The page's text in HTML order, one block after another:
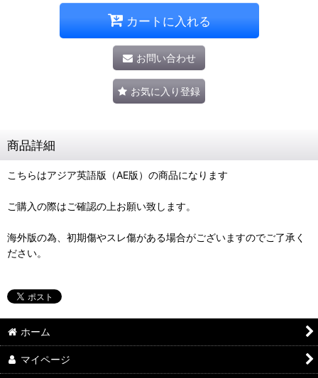
カートに入れる
お問い合わせ
お気に入り登録
商品詳細
こちらはアジア英語版（AE版）の商品になります
ご購入の際はご確認の上お願い致します。
海外版の為、初期傷やスレ傷がある場合がございますのでご了承く
ださい。
ホーム
マイページ